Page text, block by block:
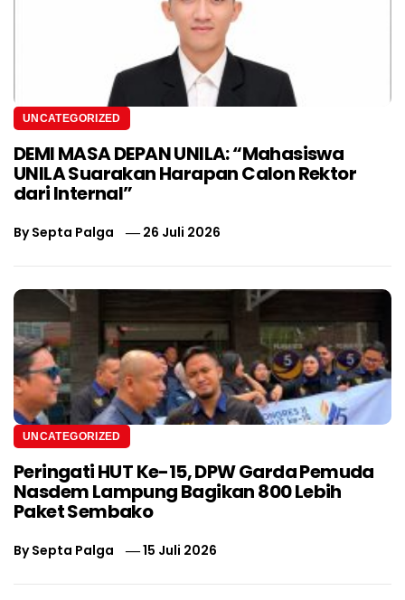
UNCATEGORIZED
DEMI MASA DEPAN UNILA: “Mahasiswa
UNILA Suarakan Harapan Calon Rektor
dari Internal”
BySepta Palga 26 Juli 2026
UNCATEGORIZED
Peringati HUT Ke-15, DPW Garda Pemuda
Nasdem Lampung Bagikan 800 Lebih
Paket Sembako
BySepta Palga 15 Juli 2026